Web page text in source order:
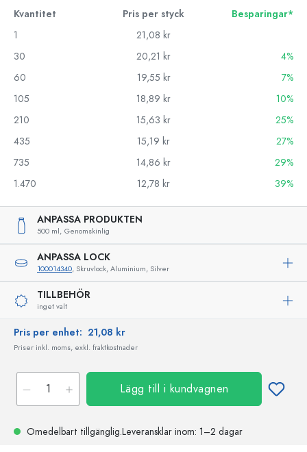
Kvantitet Pris per styck
Besparingar*
1
21,08 kr
30
20,21 kr
4%
60
19,55 kr
7%
105
18,89 kr
10%
210
15,63 kr
25%
435
15,19 kr
27%
735
14,86 kr
29%
1.470
12,78 kr 39%
ANPASSA PRODUKTEN
500 ml, Genomskinlig
ANPASSA LOCK
100014340, Skruvlock, Aluminium, Silver
TILLBEHÖR
inget valt
Pris per enhet: 21,08 kr
Priser inkl. moms, exkl. fraktkostnader
Lägg till i kundvagnen
Omedelbart tillgänglig.Leveransklar inom: 1–2 dagar